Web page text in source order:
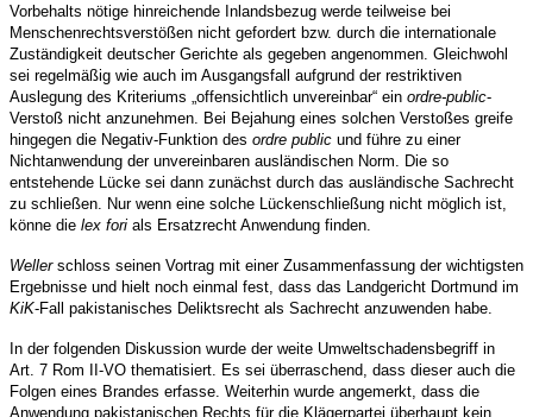
Vorbehalts nötige hinreichende Inlandsbezug werde teilweise bei
Menschenrechtsverstößen nicht gefordert bzw. durch die internationale
Zuständigkeit deutscher Gerichte als gegeben angenommen. Gleichwohl
sei regelmäßig wie auch im Ausgangsfall aufgrund der restriktiven
Auslegung des Kriteriums „offensichtlich unvereinbar“ ein ordre-public-
Verstoß nicht anzunehmen. Bei Bejahung eines solchen Verstoßes greife
hingegen die Negativ-Funktion des ordre public und führe zu einer
Nichtanwendung der unvereinbaren ausländischen Norm. Die so
entstehende Lücke sei dann zunächst durch das ausländische Sachrecht
zu schließen. Nur wenn eine solche Lückenschließung nicht möglich ist,
könne die lex fori als Ersatzrecht Anwendung finden.
Wellerschloss seinen Vortrag mit einer Zusammenfassung der wichtigsten
Ergebnisse und hielt noch einmal fest, dass das Landgericht Dortmund im
KiK-Fall pakistanisches Deliktsrecht als Sachrecht anzuwenden habe.
In der folgenden Diskussion wurde der weite Umweltschadensbegriff in
Art. 7 Rom II-VO thematisiert. Es sei überraschend, dass dieser auch die
Folgen eines Brandes erfasse. Weiterhin wurde angemerkt, dass die
Anwendung pakistanischen Rechts für die Klägerpartei überhaupt kein